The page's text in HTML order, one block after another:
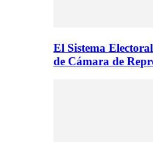
El Sistema
de Cámara de